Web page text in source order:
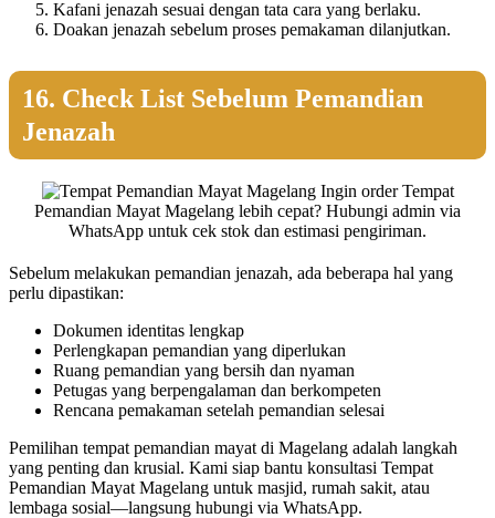
Kafani jenazah sesuai dengan tata cara yang berlaku.
Doakan jenazah sebelum proses pemakaman dilanjutkan.
16. Check List Sebelum Pemandian
Jenazah
Ingin order Tempat
Pemandian Mayat Magelang lebih cepat? Hubungi admin via
WhatsApp untuk cek stok dan estimasi pengiriman.
Sebelum melakukan pemandian jenazah, ada beberapa hal yang
perlu dipastikan:
Dokumen identitas lengkap
Perlengkapan pemandian yang diperlukan
Ruang pemandian yang bersih dan nyaman
Petugas yang berpengalaman dan berkompeten
Rencana pemakaman setelah pemandian selesai
Pemilihan tempat pemandian mayat di Magelang adalah langkah
yang penting dan krusial. Kami siap bantu konsultasi Tempat
Pemandian Mayat Magelang untuk masjid, rumah sakit, atau
lembaga sosial—langsung hubungi via WhatsApp.